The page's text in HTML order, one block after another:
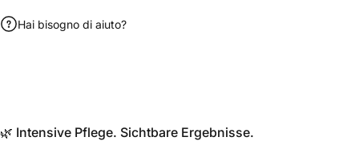
Hai bisogno di aiuto?
🌿 Intensive Pflege. Sichtbare Ergebnisse.